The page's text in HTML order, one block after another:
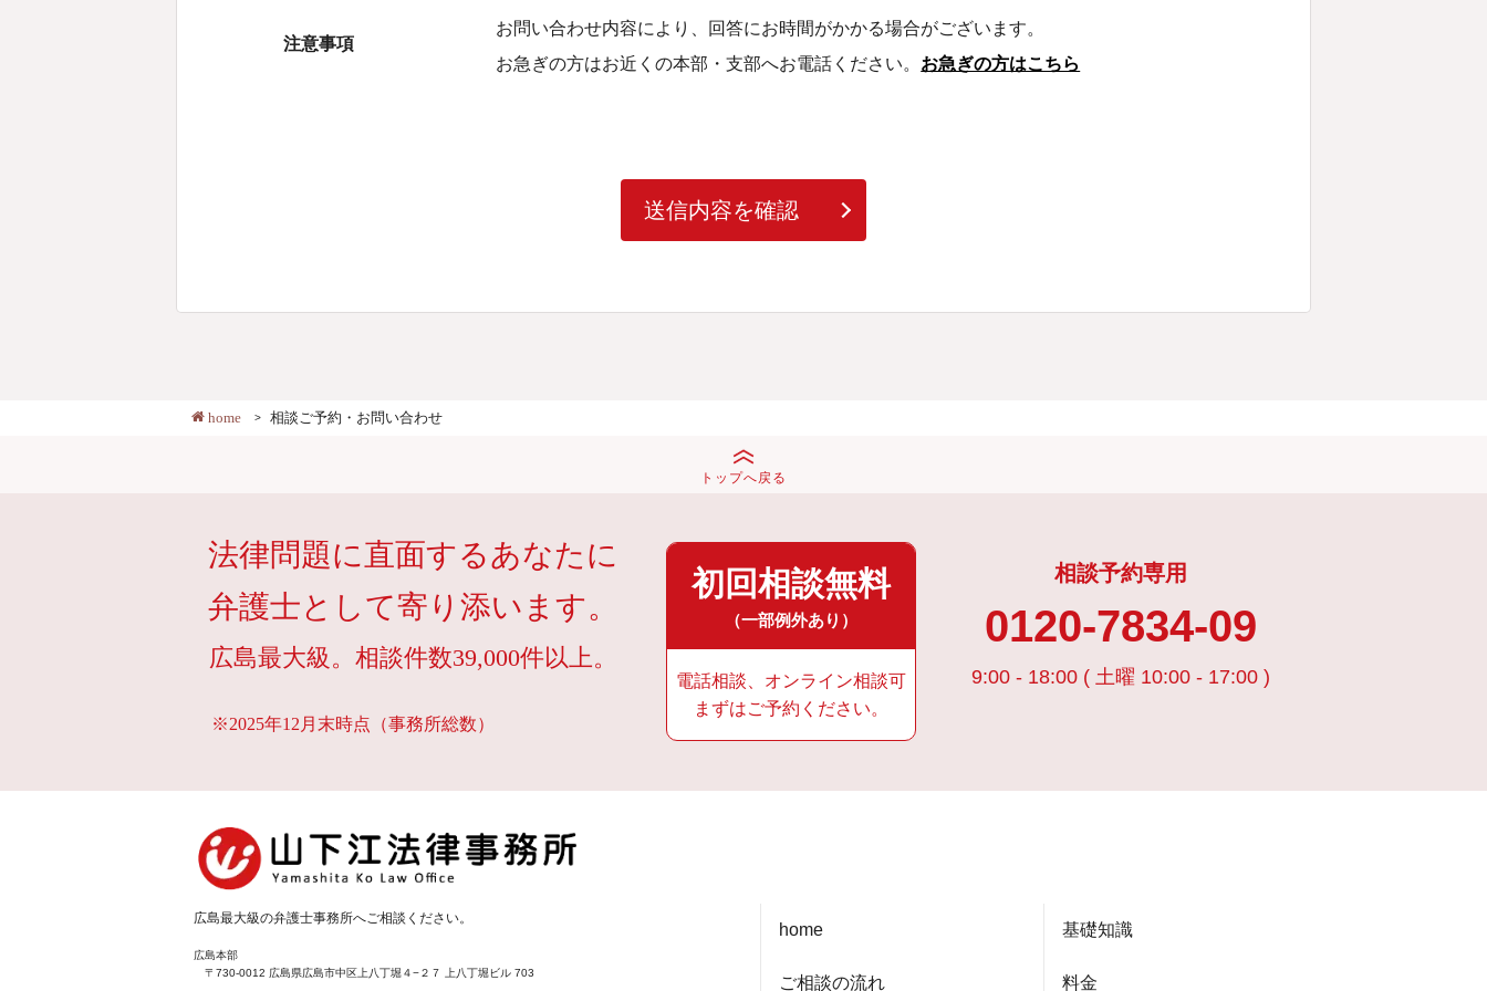
注意事項
お問い合わせ内容により、回答にお時間がかかる場合がございます。
お急ぎの方はお近くの本部・支部へお電話ください。 お急ぎの方はこちら
送信内容を確認
home 相談ご予約・お問い合わせ
トップへ戻る
法律問題に直面するあなたに
弁護士として寄り添います。
広島最大級。相談件数39,000件以上。
※2025年12月末時点（事務所総数）
初回相談無料
（一部例外あり）
電話相談、オンライン相談可
まずはご予約ください。
相談予約専用
0120-7834-09
9:00 - 18:00 ( 土曜 10:00 - 17:00 )
広島最大級の弁護士事務所へご相談ください。
広島本部
〒730-0012 広島県広島市中区上八丁堀４−２７ 上八丁堀ビル 703
home
ご相談の流れ
基礎知識
料金